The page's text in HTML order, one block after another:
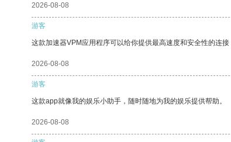
2026-08-08
游客
这款加速器VPM应用程序可以给你提供最高速度和安全性的连接
2026-08-08
游客
这款app就像我的娱乐小助手，随时随地为我的娱乐提供帮助。
2026-08-08